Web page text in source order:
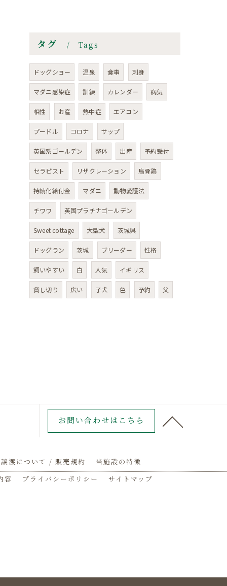
タグ Tags
ドッグショー 温泉 食事 刺身
マダニ感染症 訓練 カレンダー 病気
相性 お産 熱中症 エアコン
プードル コロナ サップ
英国系ゴールデン 整体 出産 予約受付
セラピスト リザクレーション 烏骨鶏
持続化給付金 マダニ 動物愛護法
チワワ 英国プラチナゴールデン
Sweet cottage 大型犬 茨城県
ドッグラン 茨城 ブリーダー 性格
飼いやすい 白 人気 イギリス
貸し切り 広い 子犬 色 予約 父
お問い合わせはこちら
渡について / 販売規約
当施設の特徴
容
プライバシーポリシー サイトマップ